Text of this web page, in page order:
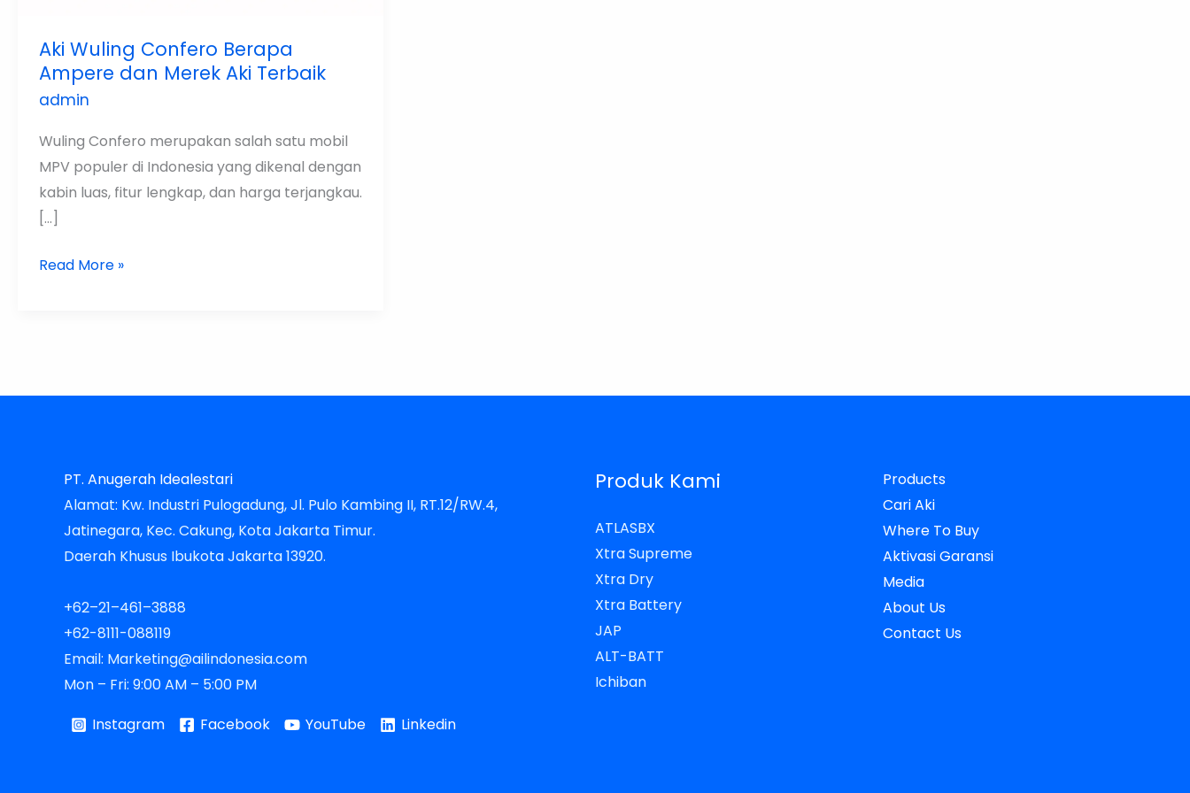
Aki Wuling Confero Berapa
Ampere dan Merek Aki Terbaik
admin
Wuling Confero merupakan salah satu mobil
MPV populer di Indonesia yang dikenal dengan
kabin luas, fitur lengkap, dan harga terjangkau.
[…]
Read More »
PT. Anugerah Idealestari
Alamat: Kw. Industri Pulogadung, Jl. Pulo Kambing II, RT.12/RW.4,
Jatinegara, Kec. Cakung, Kota Jakarta Timur.
Daerah Khusus Ibukota Jakarta 13920.
+62–21–461–3888
+62-8111-088119
Email: Marketing@ailindonesia.com
Mon – Fri: 9:00 AM – 5:00 PM
Instagram
Facebook YouTube Linkedin
Produk Kami
ATLASBX
Xtra Supreme
Xtra Dry
Xtra Battery
JAP
ALT-BATT
Ichiban
Products
Cari Aki
Where To Buy
Aktivasi Garansi
Media
About Us
Contact Us